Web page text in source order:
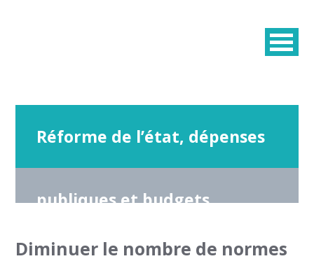
Réforme de l’état, dépenses
publiques et budgets
Diminuer le nombre de normes